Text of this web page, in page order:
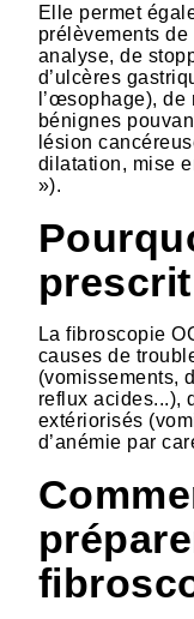
Elle permet
prélèvements
analyse, de
d’ulcères
l’œsophage),
bénignes
lésion
dilatation, mise
»).
La fibroscopie
causes de
(vomissements,
reflux acides...),
extériorisés
d’anémie par